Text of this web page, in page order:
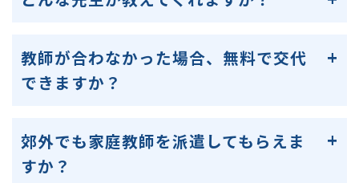
教師が合わなかった場合、無料で交代
できますか？
郊外でも家庭教師を派遣してもらえま
すか？